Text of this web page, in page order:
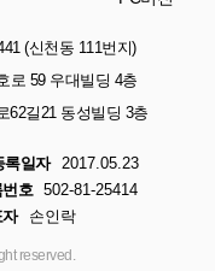
(신천동 111번지)
로 59 우대빌딩 4층
62길21 동성빌딩 3층
록일자
2017.05.23
호
502-81-25414
손인락
reserved.